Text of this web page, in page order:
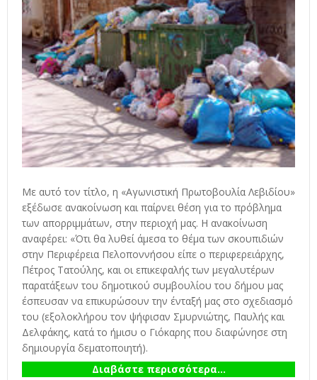
Με αυτό τον τίτλο, η «Αγωνιστική Πρωτοβουλία Λεβιδίου»
εξέδωσε ανακοίνωση και παίρνει θέση για το πρόβλημα
των απορριμμάτων, στην περιοχή μας. Η ανακοίνωση
αναφέρει: «Ότι θα λυθεί άμεσα το θέμα των σκουπιδιών
στην Περιφέρεια Πελοποννήσου είπε ο περιφερειάρχης,
Πέτρος Τατούλης, και οι επικεφαλής των μεγαλυτέρων
παρατάξεων του δημοτικού συμβουλίου του δήμου μας
έσπευσαν να επικυρώσουν την ένταξή μας στο σχεδιασμό
του (εξολοκλήρου τον ψήφισαν Σμυρνιώτης, Παυλής και
Δελφάκης, κατά το ήμισυ ο Γιόκαρης που διαφώνησε στη
δημιουργία δεματοποιητή).
Διαβάστε περισσότερα...